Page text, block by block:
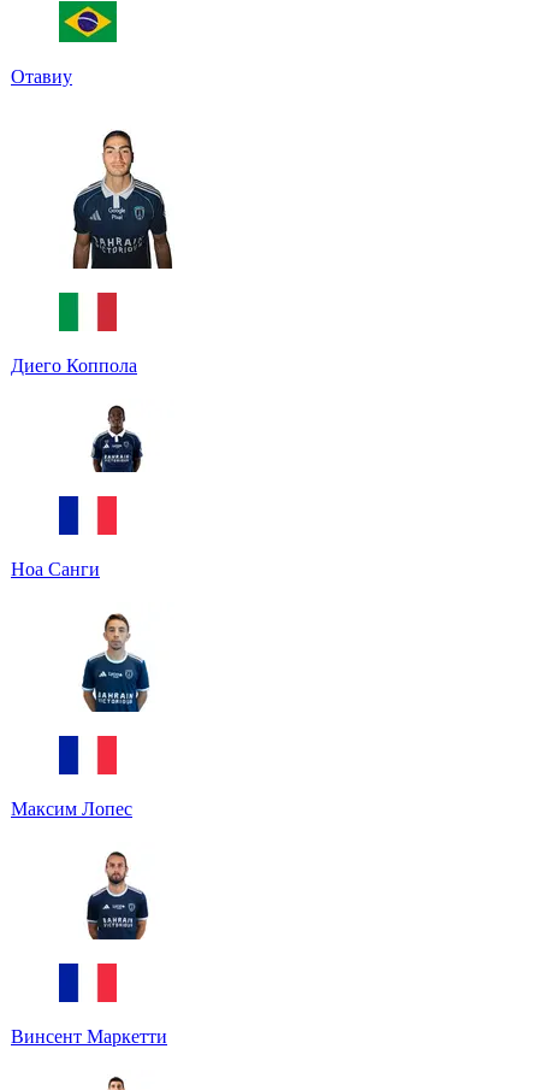
Отавиу
Диего Коппола
Ноа Санги
Максим Лопес
Винсент Маркетти